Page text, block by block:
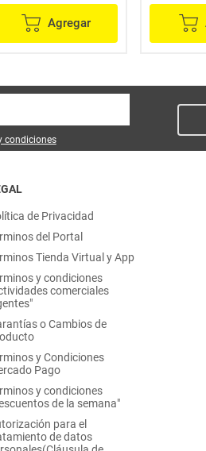
Agregar
condiciones
de Privacidad
del Portal
Tienda Virtual y App
y condiciones
comerciales
o Cambios de
y Condiciones
Pago
y condiciones
de la semana"
para el
de datos